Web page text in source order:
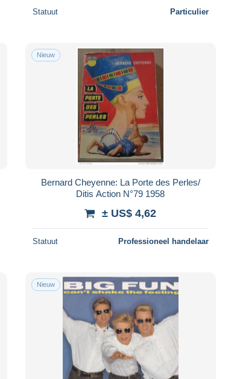
Statuut Particulier
Nieuw
Bernard Cheyenne: La Porte des Perles/
Ditis Action N°79 1958
± US$ 4,62
Statuut Professioneel handelaar
Nieuw